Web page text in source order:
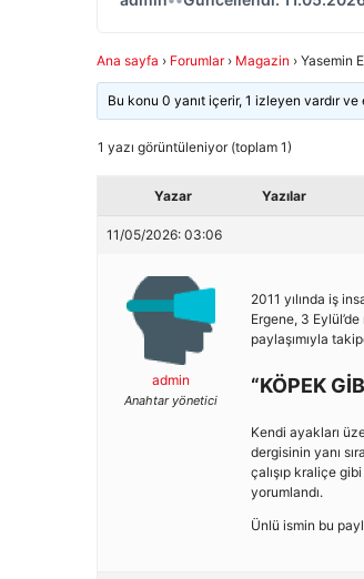
Ana sayfa › Forumlar › Magazin › Yasemin
Bu konu 0 yanıt içerir, 1 izleyen vardır ve
1 yazı görüntüleniyor (toplam 1)
Yazar Yazılar
11/05/2026: 03:06
admin
Anahtar yönetici
2011 yılında iş
Ergene, 3
paylaşımıyla
“KÖPEK
Kendi ayakları
dergisinin yanı
çalışıp kraliçe
yorumlandı.
Ünlü ismin bu